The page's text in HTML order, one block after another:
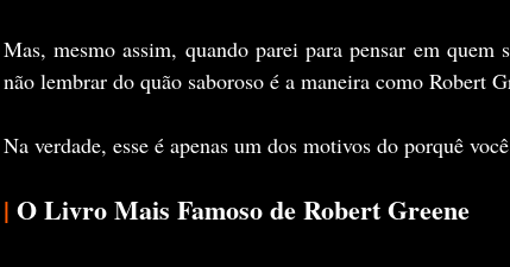
Mas, mesmo assim, quando parei para pensar em
não lembrar do quão saboroso é a maneira como Robert
Na verdade, esse é apenas um dos motivos do porquê
| O Livro Mais Famoso de Robert Greene